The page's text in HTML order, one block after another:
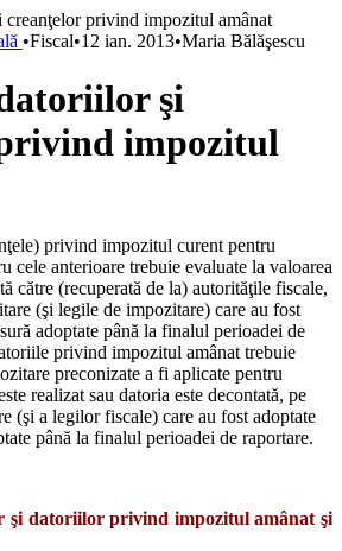
•Fiscal•12 ian. 2013•Maria Bălăşescu
şi
impozitul
privind impozitul curent pentru
cele anterioare trebuie evaluate la valoarea
către (recuperată de la) autorităţile fiscale,
(şi legile de impozitare) care au fost
adoptate până la finalul perioadei de
privind impozitul amânat trebuie
preconizate a fi aplicate pentru
realizat sau datoria este decontată, pe
(şi a legilor fiscale) care au fost adoptate
până la finalul perioadei de raportare.
şi datoriilor privind impozitul amânat şi